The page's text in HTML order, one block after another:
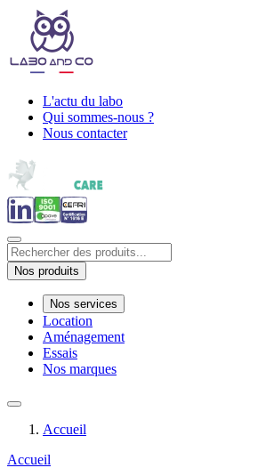
L'actu du labo
Qui sommes-nous ?
Nous contacter
Nos produits
Nos services
Location
Aménagement
Essais
Nos marques
Accueil
Accueil